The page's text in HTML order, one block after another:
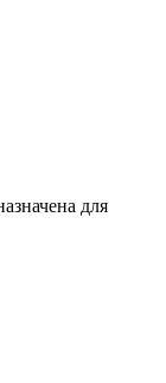
для